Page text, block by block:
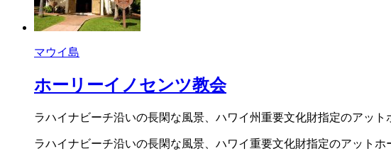
マウイ島
ホーリーイノセンツ教会
ラハイナビーチ沿いの長閑な風景、ハワイ州重要文化財指定のアット
ラハイナビーチ沿いの長閑な風景、ハワイ重要文化財指定のアット